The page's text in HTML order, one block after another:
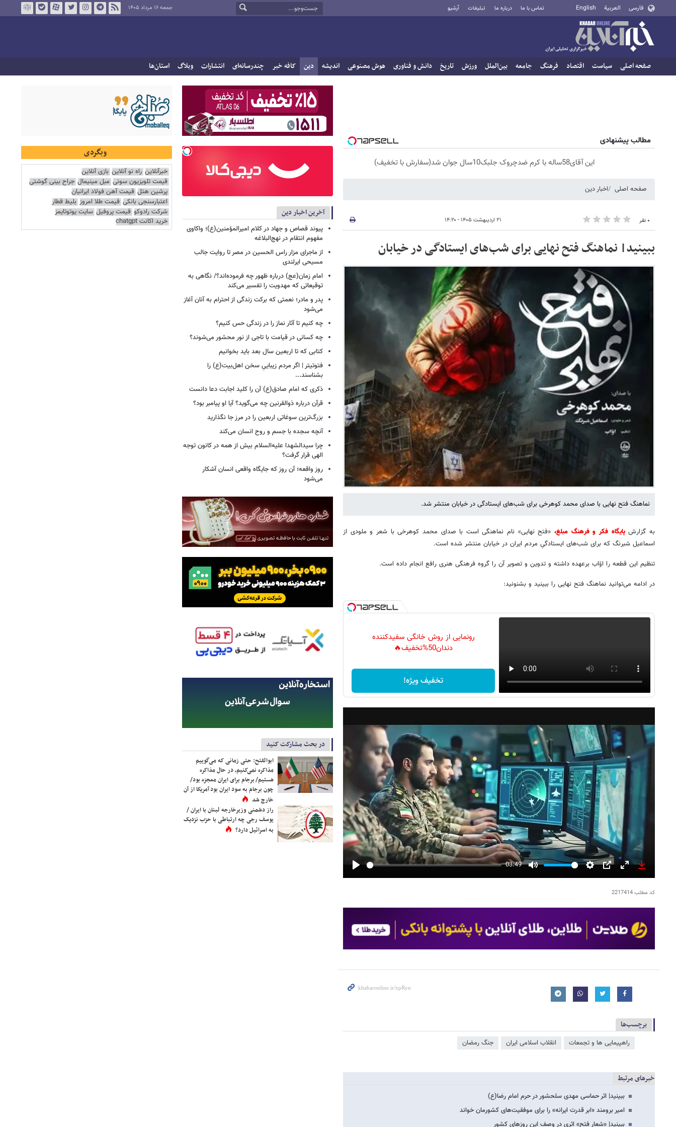
فارسی العربية English تماس با ما درباره ما تبلیغات آرشیو جمعه ۱۶ مرداد ۱۴۰۵
صفحه اصلی سیاست اقتصاد فرهنگ جامعه بین‌الملل ورزش تاریخ دانش و فناوری هوش مصنوعی اندیشه دین کافه خبر چندرسانه‌ای انتشارات وبلاگ استان‌ها
مطالب پیشنهادی
این آقای58ساله با کرم ضدچروک جلبک10سال جوان شد(سفارش با تخفیف)
صفحه اصلی اخبار دین
۰ نفر ۲۱ اردیبهشت ۱۴۰۵ - ۱۴:۲۰
ببینید| نماهنگ فتح نهایی برای شب‌های ایستادگی در خیابان
نماهنگ فتح نهایی با صدای محمد کوهرخی برای شب‌های ایستادگی در خیابان منتشر شد.
به گزارشپایگاه فکر و فرهنگ مبلغ،«فتح نهایی» نام نماهنگی است با صدای محمد کوهرخی با شعر و ملودی از
اسماعیل شبرنگ که برای شب‌های ایستادگیِ مردم ایران در خیابان منتشر شده است.
تنظیم این قطعه را اوّاب برعهده داشته و تدوین و تصویر آن را گروه فرهنگی هنری رافع انجام داده است.
در ادامه می‌توانید نماهنگ فتح نهایی را ببینید و بشنونید:
رونمایی از روش خانگی سفیدکننده
دندان50%تخفیف🔥
تخفیف ویژه!
03:49
کد مطلب2217414
برچسب‌ها
راهپیمایی ها و تجمعات انقلاب اسلامی ایران جنگ رمضان
خبرهای مرتبط
ببینید| اثر حماسی مهدی سلحشور در حرم امام رضا(ع)
امیر برومند «ابر قدرت ایرانه» را برای موفقیت‌های کشورمان خواند
ببینید| «شعار فتح» اثری در وصف این روزهای کشور
آخرین اخبار دین
پیوند قصاص و جهاد در کلام امیرالمؤمنین(ع)؛ واکاوی
مفهوم انتقام در نهج‌البلاغه
از ماجرای مزار راس الحسین در مصر تا روایت جالب
مسیحی ایرلندی
امام زمان(عج) درباره ظهور چه فرموده‌اند؟/ نگاهی به
توقیعاتی که مهدویت را تفسیر می‌کند
پدر و مادر؛ نعمتی که برکت زندگی از احترام به آنان آغاز
می‌شود
چه کنیم تا آثار نماز را در زندگی حس کنیم؟
چه کسانی در قیامت با تاجی از نور محشور می‌شوند؟
کتابی که تا اربعین سال بعد باید بخوانیم
فتوتیتر | اگر مردم زیباییِ سخن اهل‌بیت(ع) را
بشناسند...
ذکری که امام صادق(ع) آن را کلید اجابت دعا دانست
قرآن درباره ذوالقرنین چه می‌گوید؟ آیا او پیامبر بود؟
بزرگ‌ترین سوغاتی اربعین را در مرز جا نگذارید
آنچه سجده با جسم و روح انسان می‌کند
چرا سیدالشهدا علیه‌السلام بیش از همه در کانون توجه
الهی قرار گرفت؟
روز واقعه؛ آن روز که جایگاه واقعی انسان آشکار
می‌شود
در بحث مشارکت کنید
ابوالفتح: حتی زمانی که می‌گوییم
مذاکره نمی‌کنیم، در حال مذاکره
هستیم/ برجام برای ایران معجزه بود/
چون برجام به سود ایران بود آمریکا از آن
خارج شد
راز دشمنی وزیرخارجه لبنان با ایران /
یوسف رجی چه ارتباطی با حزب نزدیک
به اسرائیل دارد؟
وبگردی
خبرآنلاین راه نو آنلاین بازی آنلاین
قیمت تلویزیون سونی مبل مینیمال جراح بینی گوشتی
پرشین هتل قیمت آهن فولاد ایرانیان
اعتبارسنجی بانکی قیمت طلا امروز بلیط قطار
شرکت رادوکو قیمت پروفیل سایت یوتوتایمز
خرید اکانت chatgpt